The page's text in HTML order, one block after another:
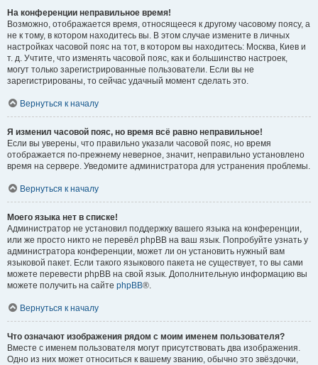
На конференции неправильное время!
Возможно, отображается время, относящееся к другому часовому поясу, а
не к тому, в котором находитесь вы. В этом случае измените в личных
настройках часовой пояс на тот, в котором вы находитесь: Москва, Киев и
т. д. Учтите, что изменять часовой пояс, как и большинство настроек,
могут только зарегистрированные пользователи. Если вы не
зарегистрированы, то сейчас удачный момент сделать это.
Вернуться к началу
Я изменил часовой пояс, но время всё равно неправильное!
Если вы уверены, что правильно указали часовой пояс, но время
отображается по-прежнему неверное, значит, неправильно установлено
время на сервере. Уведомите администратора для устранения проблемы.
Вернуться к началу
Моего языка нет в списке!
Администратор не установил поддержку вашего языка на конференции,
или же просто никто не перевёл phpBB на ваш язык. Попробуйте узнать у
администратора конференции, может ли он установить нужный вам
языковой пакет. Если такого языкового пакета не существует, то вы сами
можете перевести phpBB на свой язык. Дополнительную информацию вы
можете получить на сайте phpBB®.
Вернуться к началу
Что означают изображения рядом с моим именем пользователя?
Вместе с именем пользователя могут присутствовать два изображения.
Одно из них может относиться к вашему званию, обычно это звёздочки,